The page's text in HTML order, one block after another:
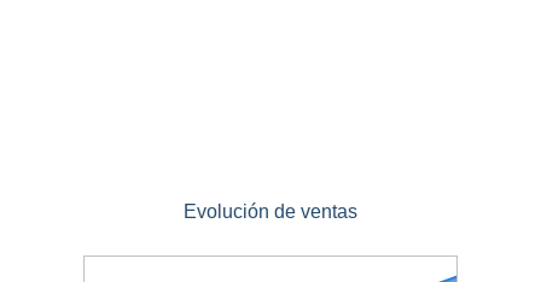
Evolución de ventas